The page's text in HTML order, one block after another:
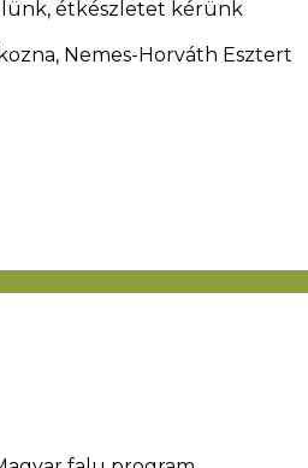
étkészletet kérünk
Nemes-Horváth Esztert